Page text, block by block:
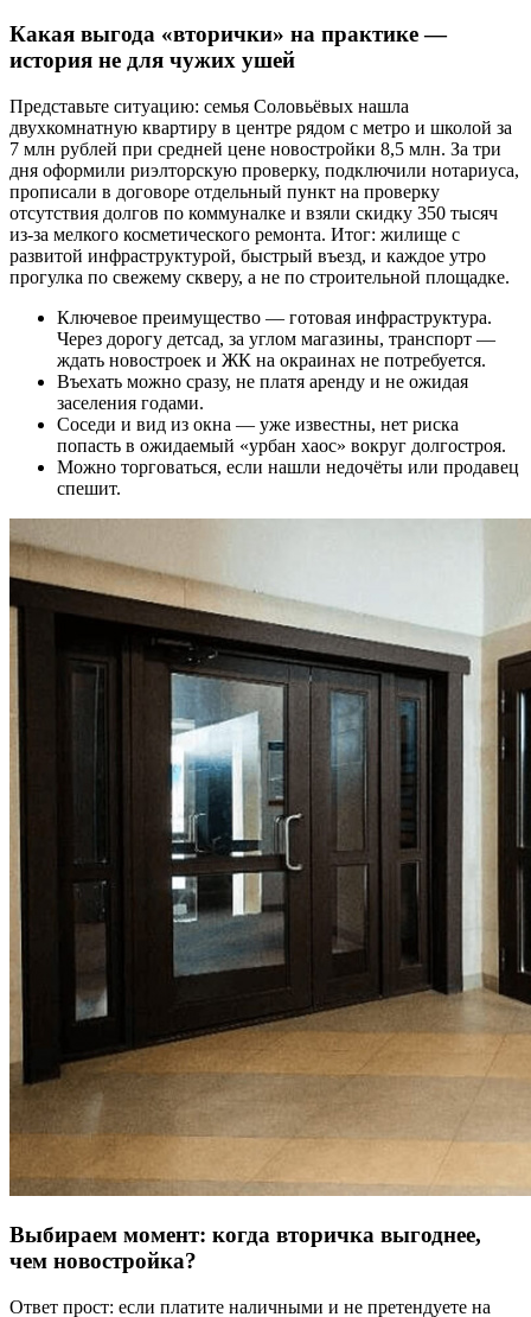
Какая выгода «вторички» на практике —
история не для чужих ушей
Представьте ситуацию: семья Соловьёвых нашла
двухкомнатную квартиру в центре рядом с метро и школой за
7 млн рублей при средней цене новостройки 8,5 млн. За три
дня оформили риэлторскую проверку, подключили нотариуса,
прописали в договоре отдельный пункт на проверку
отсутствия долгов по коммуналке и взяли скидку 350 тысяч
из-за мелкого косметического ремонта. Итог: жилище с
развитой инфраструктурой, быстрый въезд, и каждое утро
прогулка по свежему скверу, а не по строительной площадке.
Ключевое преимущество — готовая инфраструктура.
Через дорогу детсад, за углом магазины, транспорт —
ждать новостроек и ЖК на окраинах не потребуется.
Въехать можно сразу, не платя аренду и не ожидая
заселения годами.
Соседи и вид из окна — уже известны, нет риска
попасть в ожидаемый «урбан хаос» вокруг долгостроя.
Можно торговаться, если нашли недочёты или продавец
спешит.
Выбираем момент: когда вторичка выгоднее,
чем новостройка?
Ответ прост: если платите наличными и не претендуете на